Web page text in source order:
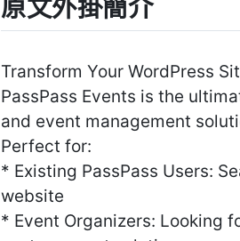
原文外掛簡介
Transform Your WordPress
PassPass Events is the
and event management
Perfect for:
* Existing PassPass Users:
website
* Event Organizers: Looking